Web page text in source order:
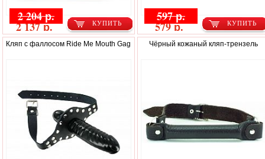
КУПИТЬ
2 204 р.
2 137 р. КУПИТЬ
597 р.
579 р.
Кляп с фаллосом Ride Me Mouth Gag Чёрный кожаный кляп-трензель